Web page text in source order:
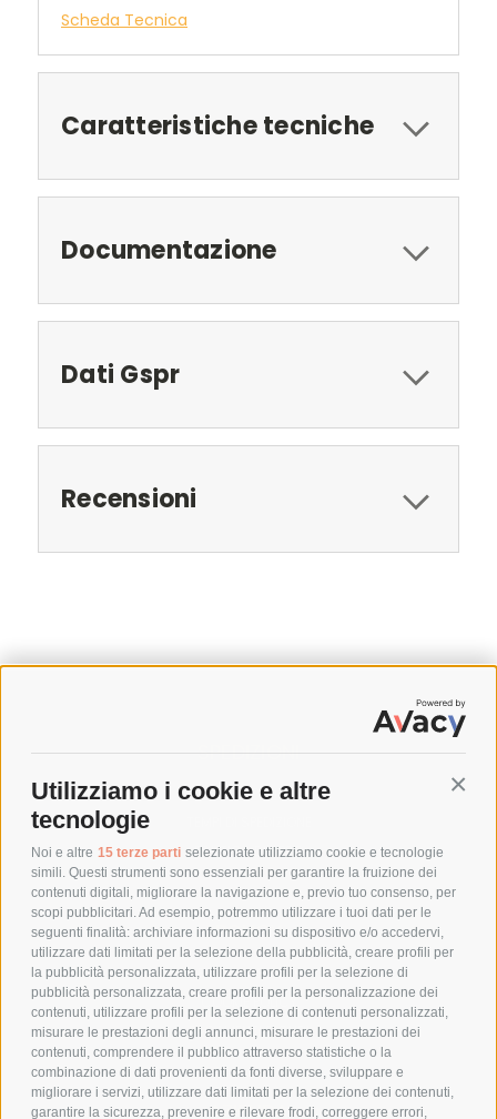
Utilizziamo i cookie e altre
tecnologie
Noi e altre 15 terze parti selezionate utilizziamo cookie e tecnologie
simili. Questi strumenti sono essenziali per garantire la fruizione dei
contenuti digitali, migliorare la navigazione e, previo tuo consenso, per
scopi pubblicitari. Ad esempio, potremmo utilizzare i tuoi dati per le
seguenti finalità: archiviare informazioni su dispositivo e/o accedervi,
utilizzare dati limitati per la selezione della pubblicità, creare profili per
la pubblicità personalizzata, utilizzare profili per la selezione di
pubblicità personalizzata, creare profili per la personalizzazione dei
contenuti, utilizzare profili per la selezione di contenuti personalizzati,
misurare le prestazioni degli annunci, misurare le prestazioni dei
contenuti, comprendere il pubblico attraverso statistiche o la
combinazione di dati provenienti da fonti diverse, sviluppare e
migliorare i servizi, utilizzare dati limitati per la selezione dei contenuti,
garantire la sicurezza, prevenire e rilevare frodi, correggere errori,
Scheda Tecnica
Caratteristiche tecniche
Documentazione
Dati Gspr
Recensioni
SPEDIZIONI
COSTI DI SPEDIZIONE
POLITICA DI RESO
POLICY
PRIVACY POLICY
COOKIE POLICY
PAGAMENTI SICURI
AZIENDA